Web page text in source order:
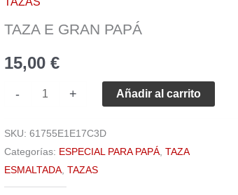
TAZA E GRAN PAPÁ
15,00 €
-
papá
cantidad
+ Añadir al carrito
SKU: 61755E1E17C3D
Categorías: ESPECIAL PARA PAPÁ, TAZA
ESMALTADA, TAZAS